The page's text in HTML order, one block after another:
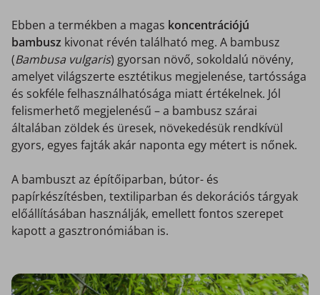
Ebben a termékben a magas koncentrációjú
bambusz kivonat révén található meg. A bambusz
(Bambusa vulgaris) gyorsan növő, sokoldalú növény,
amelyet világszerte esztétikus megjelenése, tartóssága
és sokféle felhasználhatósága miatt értékelnek. Jól
felismerhető megjelenésű – a bambusz szárai
általában zöldek és üresek, növekedésük rendkívül
gyors, egyes fajták akár naponta egy métert is nőnek.
A bambuszt az építőiparban, bútor- és
papírkészítésben, textiliparban és dekorációs tárgyak
előállításában használják, emellett fontos szerepet
kapott a gasztronómiában is.